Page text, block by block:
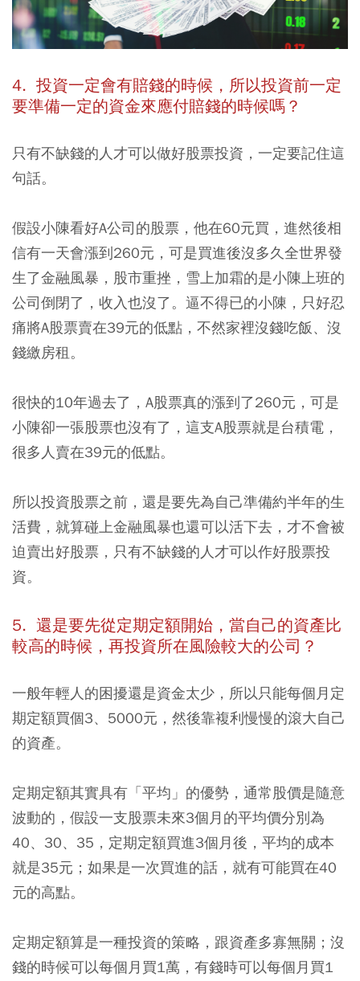
4. 投資一定會有賠錢的時候，所以投資前一定
要準備一定的資金來應付賠錢的時候嗎？
只有不缺錢的人才可以做好股票投資，一定要記住這
句話。
假設小陳看好A公司的股票，他在60元買，進然後相
信有一天會漲到260元，可是買進後沒多久全世界發
生了金融風暴，股市重挫，雪上加霜的是小陳上班的
公司倒閉了，收入也沒了。逼不得已的小陳，只好忍
痛將A股票賣在39元的低點，不然家裡沒錢吃飯、沒
錢繳房租。
很快的10年過去了，A股票真的漲到了260元，可是
小陳卻一張股票也沒有了，這支A股票就是台積電，
很多人賣在39元的低點。
所以投資股票之前，還是要先為自己準備約半年的生
活費，就算碰上金融風暴也還可以活下去，才不會被
迫賣出好股票，只有不缺錢的人才可以作好股票投
資。
5. 還是要先從定期定額開始，當自己的資產比
較高的時候，再投資所在風險較大的公司？
一般年輕人的困擾還是資金太少，所以只能每個月定
期定額買個3、5000元，然後靠複利慢慢的滾大自己
的資產。
定期定額其實具有「平均」的優勢，通常股價是隨意
波動的，假設一支股票未來3個月的平均價分別為
40、30、35，定期定額買進3個月後，平均的成本
就是35元；如果是一次買進的話，就有可能買在40
元的高點。
定期定額算是一種投資的策略，跟資產多寡無關；沒
錢的時候可以每個月買1萬，有錢時可以每個月買1